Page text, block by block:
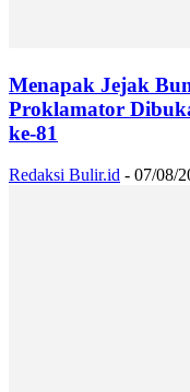
Menapak Jejak
Proklamator
ke-81
Redaksi Bulir.id - 07/08/